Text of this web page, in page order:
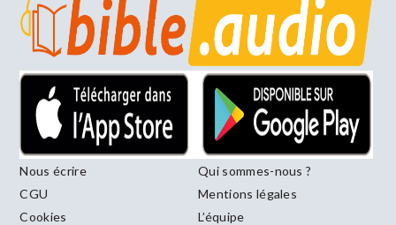
Nous écrire
Qui sommes-nous ?
CGU
Mentions légales
Cookies
L’équipe